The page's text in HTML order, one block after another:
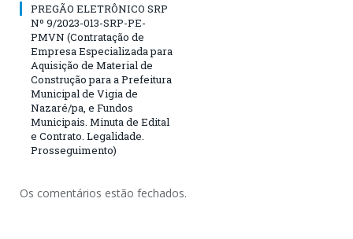
PREGÃO ELETRÔNICO SRP
Nº 9/2023-013-SRP-PE-
PMVN (Contratação de
Empresa Especializada para
Aquisição de Material de
Construção para a Prefeitura
Municipal de Vigia de
Nazaré/pa, e Fundos
Municipais. Minuta de Edital
e Contrato. Legalidade.
Prosseguimento)
Os comentários estão fechados.